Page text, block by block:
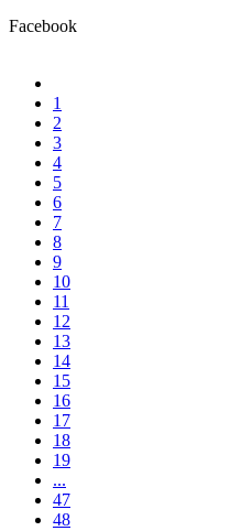
Facebook
1
2
3
4
5
6
7
8
9
10
11
12
13
14
15
16
17
18
19
...
47
48